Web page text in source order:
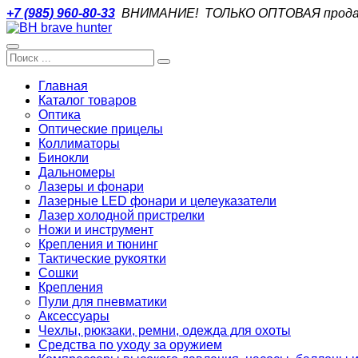
+7 (985) 960-80-33 ВНИМАНИЕ! ТОЛЬКО ОПТОВАЯ
Главная
Каталог товаров
Оптика
Оптические прицелы
Коллиматоры
Бинокли
Дальномеры
Лазеры и фонари
Лазерные LED фонари и целеуказатели
Лазер холодной пристрелки
Ножи и инструмент
Крепления и тюнинг
Тактические рукоятки
Сошки
Крепления
Пули для пневматики
Аксессуары
Чехлы, рюкзаки, ремни, одежда для охоты
Средства по уходу за оружием